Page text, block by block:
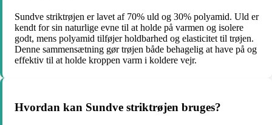
Sundve striktrøjen er lavet af 70% uld og 30% polyamid. Uld er
kendt for sin naturlige evne til at holde på varmen og isolere
godt, mens polyamid tilføjer holdbarhed og elasticitet til trøjen.
Denne sammensætning gør trøjen både behagelig at have på og
effektiv til at holde kroppen varm i koldere vejr.
Hvordan kan Sundve striktrøjen bruges?